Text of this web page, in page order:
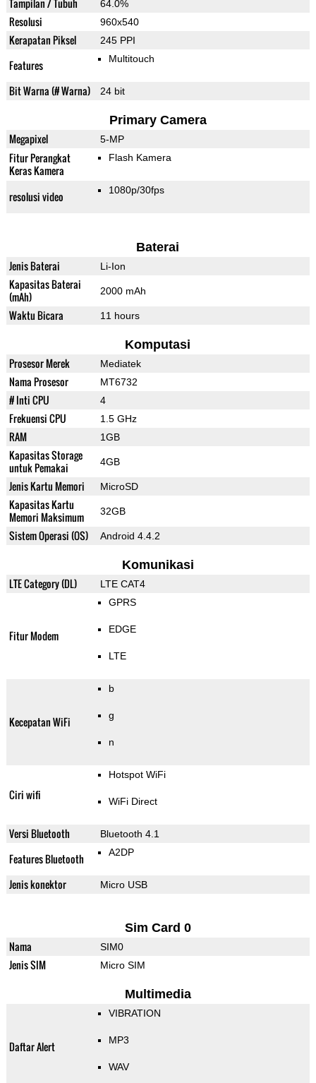
Tampilan / Tubuh 64.0%
Resolusi 960x540
Kerapatan Piksel 245 PPI
Features Multitouch
Bit Warna (# Warna) 24 bit
Primary Camera
Megapixel 5-MP
Fitur Perangkat
Keras Kamera
Flash Kamera
resolusi video 1080p/30fps
Baterai
Jenis Baterai Li-Ion
Kapasitas Baterai
(mAh)
2000 mAh
Waktu Bicara 11 hours
Komputasi
Prosesor Merek Mediatek
Nama Prosesor MT6732
# Inti CPU 4
Frekuensi CPU 1.5 GHz
RAM 1GB
Kapasitas Storage
untuk Pemakai
4GB
Jenis Kartu Memori MicroSD
Kapasitas Kartu
Memori Maksimum
32GB
Sistem Operasi (OS) Android 4.4.2
Komunikasi
LTE Category (DL) LTE CAT4
Fitur Modem
GPRS
EDGE
LTE
Kecepatan WiFi
b
g
n
Ciri wifi
Hotspot WiFi
WiFi Direct
Versi Bluetooth Bluetooth 4.1
Features Bluetooth A2DP
Jenis konektor Micro USB
Sim Card 0
Nama SIM0
Jenis SIM Micro SIM
Multimedia
Daftar Alert
VIBRATION
MP3
WAV